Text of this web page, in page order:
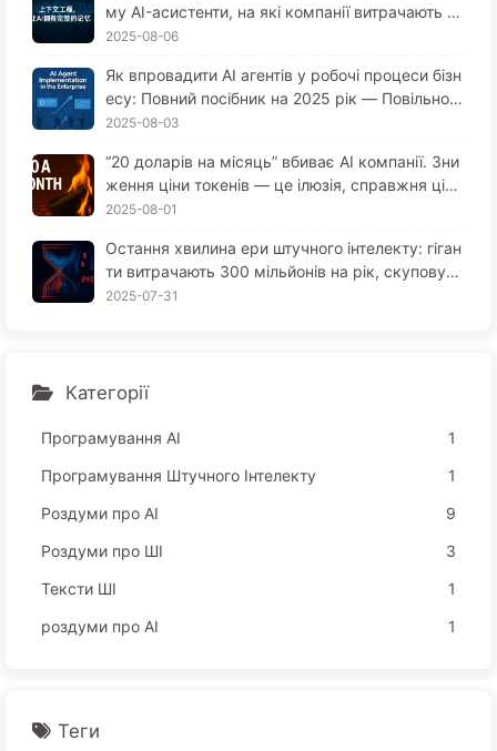
му AI-асистенти, на які компанії витрачають ве
личезні гроші, завжди "забувають" у критичні
приріст продуктивності до 90%? — Повільно в
чимося AI169
2025-08-06
Як впровадити AI агентів у робочі процеси бізн
есу: Повний посібник на 2025 рік — Повільно в
ивчайте AI 166
2025-08-03
“20 доларів на місяць” вбиває AI компанії. Зни
ження ціни токенів — це ілюзія, справжня ціна
AI — це твоя жадібність — повільно вчимо AI1
2025-08-01
Остання хвилина ери штучного інтелекту: гіган
ти витрачають 300 мільйонів на рік, скуповуют
ь обчислювальні потужності, забирають ваш с
2025-07-31
Категорії
Програмування АІ
1
Програмування Штучного Інтелекту
1
Роздуми про AI
9
Роздуми про ШІ
3
Тексти ШІ
1
роздуми про AI
1
Теги